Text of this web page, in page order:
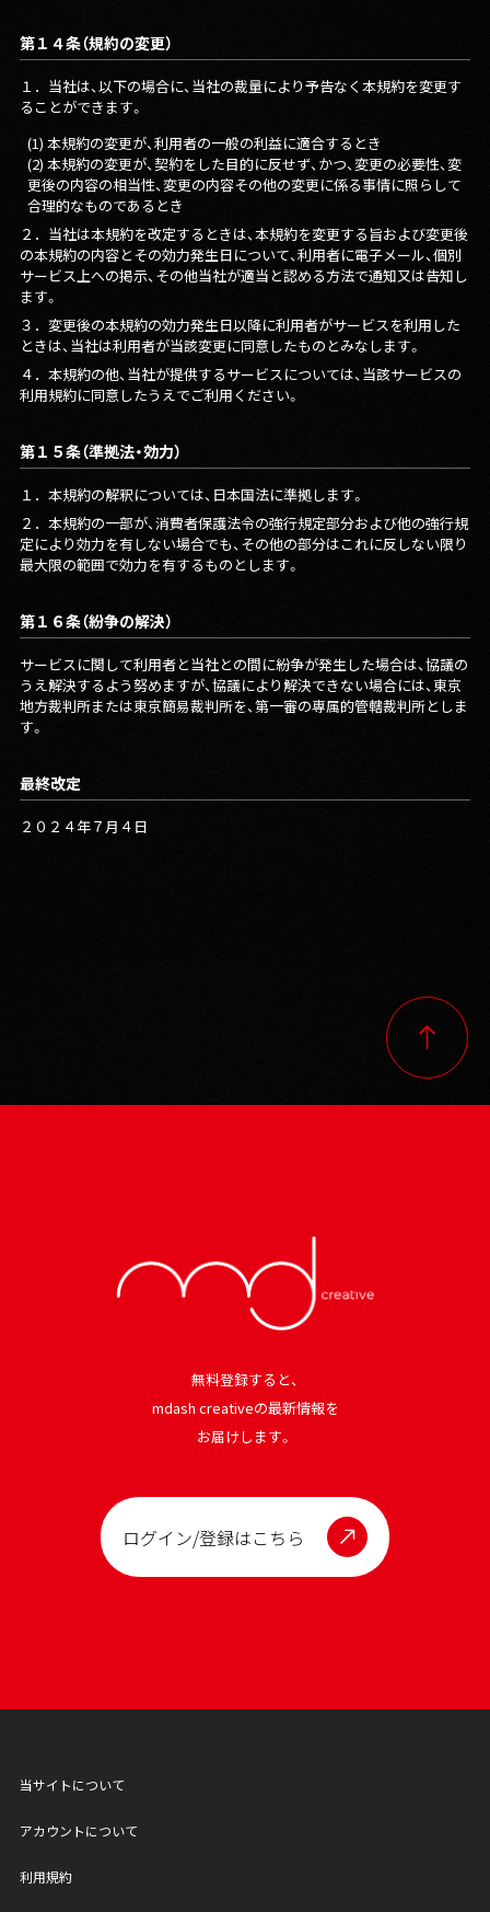
第１４条（規約の変更）
１． 当社は、以下の場合に、当社の裁量により予告なく本規約を変更す
ることができます。
(1) 本規約の変更が、利用者の一般の利益に適合するとき
(2) 本規約の変更が、契約をした目的に反せず、かつ、変更の必要性、変
更後の内容の相当性、変更の内容その他の変更に係る事情に照らして
合理的なものであるとき
２． 当社は本規約を改定するときは、本規約を変更する旨および変更後
の本規約の内容とその効力発生日について、利用者に電子メール、個別
サービス上への掲示、その他当社が適当と認める方法で通知又は告知し
ます。
３． 変更後の本規約の効力発生日以降に利用者がサービスを利用した
ときは、当社は利用者が当該変更に同意したものとみなします。
４． 本規約の他、当社が提供するサービスについては、当該サービスの
利用規約に同意したうえでご利用ください。
第１５条（準拠法・効力）
１． 本規約の解釈については、日本国法に準拠します。
２． 本規約の一部が、消費者保護法令の強行規定部分および他の強行規
定により効力を有しない場合でも、その他の部分はこれに反しない限り
最大限の範囲で効力を有するものとします。
第１６条（紛争の解決）
サービスに関して利用者と当社との間に紛争が発生した場合は、協議の
うえ解決するよう努めますが、協議により解決できない場合には、東京
地方裁判所または東京簡易裁判所を、第一審の専属的管轄裁判所としま
す。
最終改定
２０２４年７月４日
無料登録すると、
mdash creativeの最新情報を
お届けします。
ログイン/登録はこちら
当サイトについて
アカウントについて
利用規約